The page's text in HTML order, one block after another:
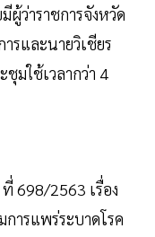
ผู้ว่าราชการจังหวัด
รและนายวิเชียร
มใช้เวลากว่า 4
698/2563 เรื่อง
การแพร่ระบาดโรค